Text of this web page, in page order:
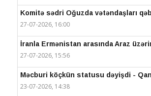
Komitə sədri Oğuzda vətəndaşları
27-07-2026, 16:00
İranla Ermənistan arasında Araz
27-07-2026, 15:56
Məcburi köçkün statusu dəyişdi -
23-07-2026, 14:38